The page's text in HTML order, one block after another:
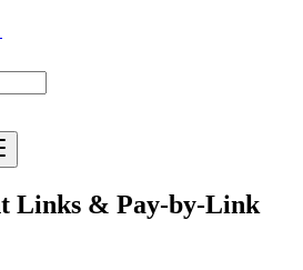
Links & Pay-by-Link